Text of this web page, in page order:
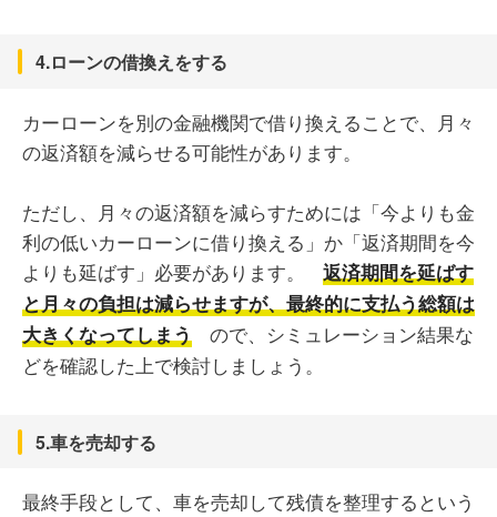
4.ローンの借換えをする
カーローンを別の金融機関で借り換えることで、月々
の返済額を減らせる可能性があります。
ただし、月々の返済額を減らすためには「今よりも金
利の低いカーローンに借り換える」か「返済期間を今
よりも延ばす」必要があります。
返済期間を延ばす
と月々の負担は減らせますが、最終的に支払う総額は
大きくなってしまう
ので、シミュレーション結果な
どを確認した上で検討しましょう。
5.車を売却する
最終手段として、車を売却して残債を整理するという